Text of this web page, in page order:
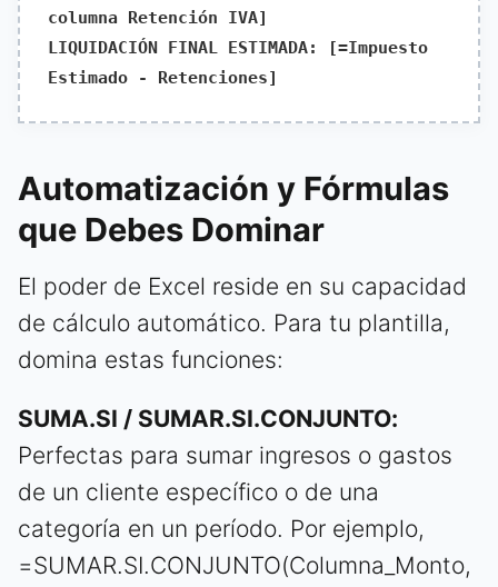
columna Retención IVA]
LIQUIDACIÓN FINAL ESTIMADA:
[=Impuesto
Estimado - Retenciones]
Automatización y Fórmulas
que Debes Dominar
El poder de Excel reside en su capacidad
de cálculo automático. Para tu plantilla,
domina estas funciones:
SUMA.SI / SUMAR.SI.CONJUNTO:
Perfectas para sumar ingresos o gastos
de un cliente específico o de una
categoría en un período. Por ejemplo,
=SUMAR.SI.CONJUNTO(Columna_Monto,